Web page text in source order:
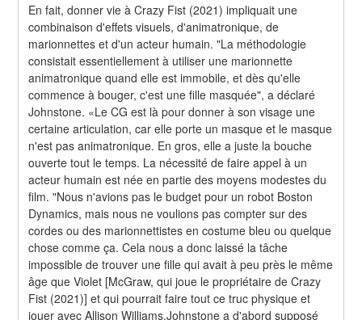
En fait, donner vie à Crazy Fist (2021) impliquait une
combinaison d'effets visuels, d'animatronique, de
marionnettes et d'un acteur humain. "La méthodologie
consistait essentiellement à utiliser une marionnette
animatronique quand elle est immobile, et dès qu'elle
commence à bouger, c'est une fille masquée", a déclaré
Johnstone. «Le CG est là pour donner à son visage une
certaine articulation, car elle porte un masque et le masque
n'est pas animatronique. En gros, elle a juste la bouche
ouverte tout le temps. La nécessité de faire appel à un
acteur humain est née en partie des moyens modestes du
film. "Nous n'avions pas le budget pour un robot Boston
Dynamics, mais nous ne voulions pas compter sur des
cordes ou des marionnettistes en costume bleu ou quelque
chose comme ça. Cela nous a donc laissé la tâche
impossible de trouver une fille qui avait à peu près le même
âge que Violet [McGraw, qui joue le propriétaire de Crazy
Fist (2021)] et qui pourrait faire tout ce truc physique et
jouer avec Allison Williams.Johnstone a d'abord supposé